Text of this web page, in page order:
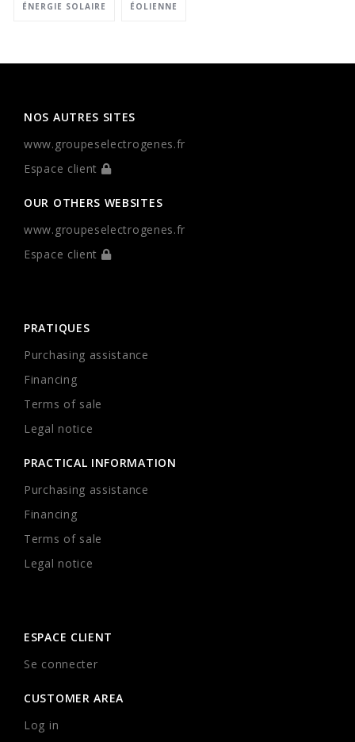
ÉNERGIE SOLAIRE ÉOLIENNE
NOS AUTRES SITES
www.groupeselectrogenes.fr
Espace client
OUR OTHERS WEBSITES
www.groupeselectrogenes.fr
Espace client
PRATIQUES
Purchasing assistance
Financing
Terms of sale
Legal notice
PRACTICAL INFORMATION
Purchasing assistance
Financing
Terms of sale
Legal notice
ESPACE CLIENT
Se connecter
CUSTOMER AREA
Log in